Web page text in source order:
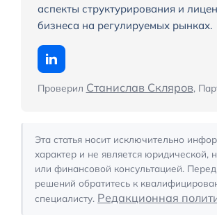
аспекты структурирования и
бизнеса на регулируемых рынках.
Проверил Станислав Скляров,
Эта статья носит исключительно
характер и не является юридической,
или финансовой консультацией.
решений обратитесь к
специалисту. Редакционная